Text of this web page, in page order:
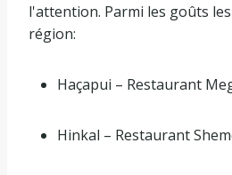
l'attention. Parmi les goûts
région:
Haçapui – Restaurant
Hinkal – Restaurant